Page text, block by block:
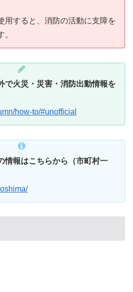
用すると、消防の活動に支障を
で火災・災害・消防出動情報を
how-to/#unofficial
情報はこちらから（市町村一